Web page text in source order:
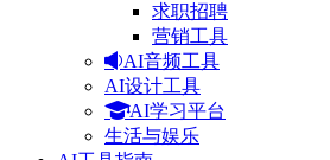
求职招聘
营销工具
AI音频工具
AI设计工具
AI学习平台
生活与娱乐